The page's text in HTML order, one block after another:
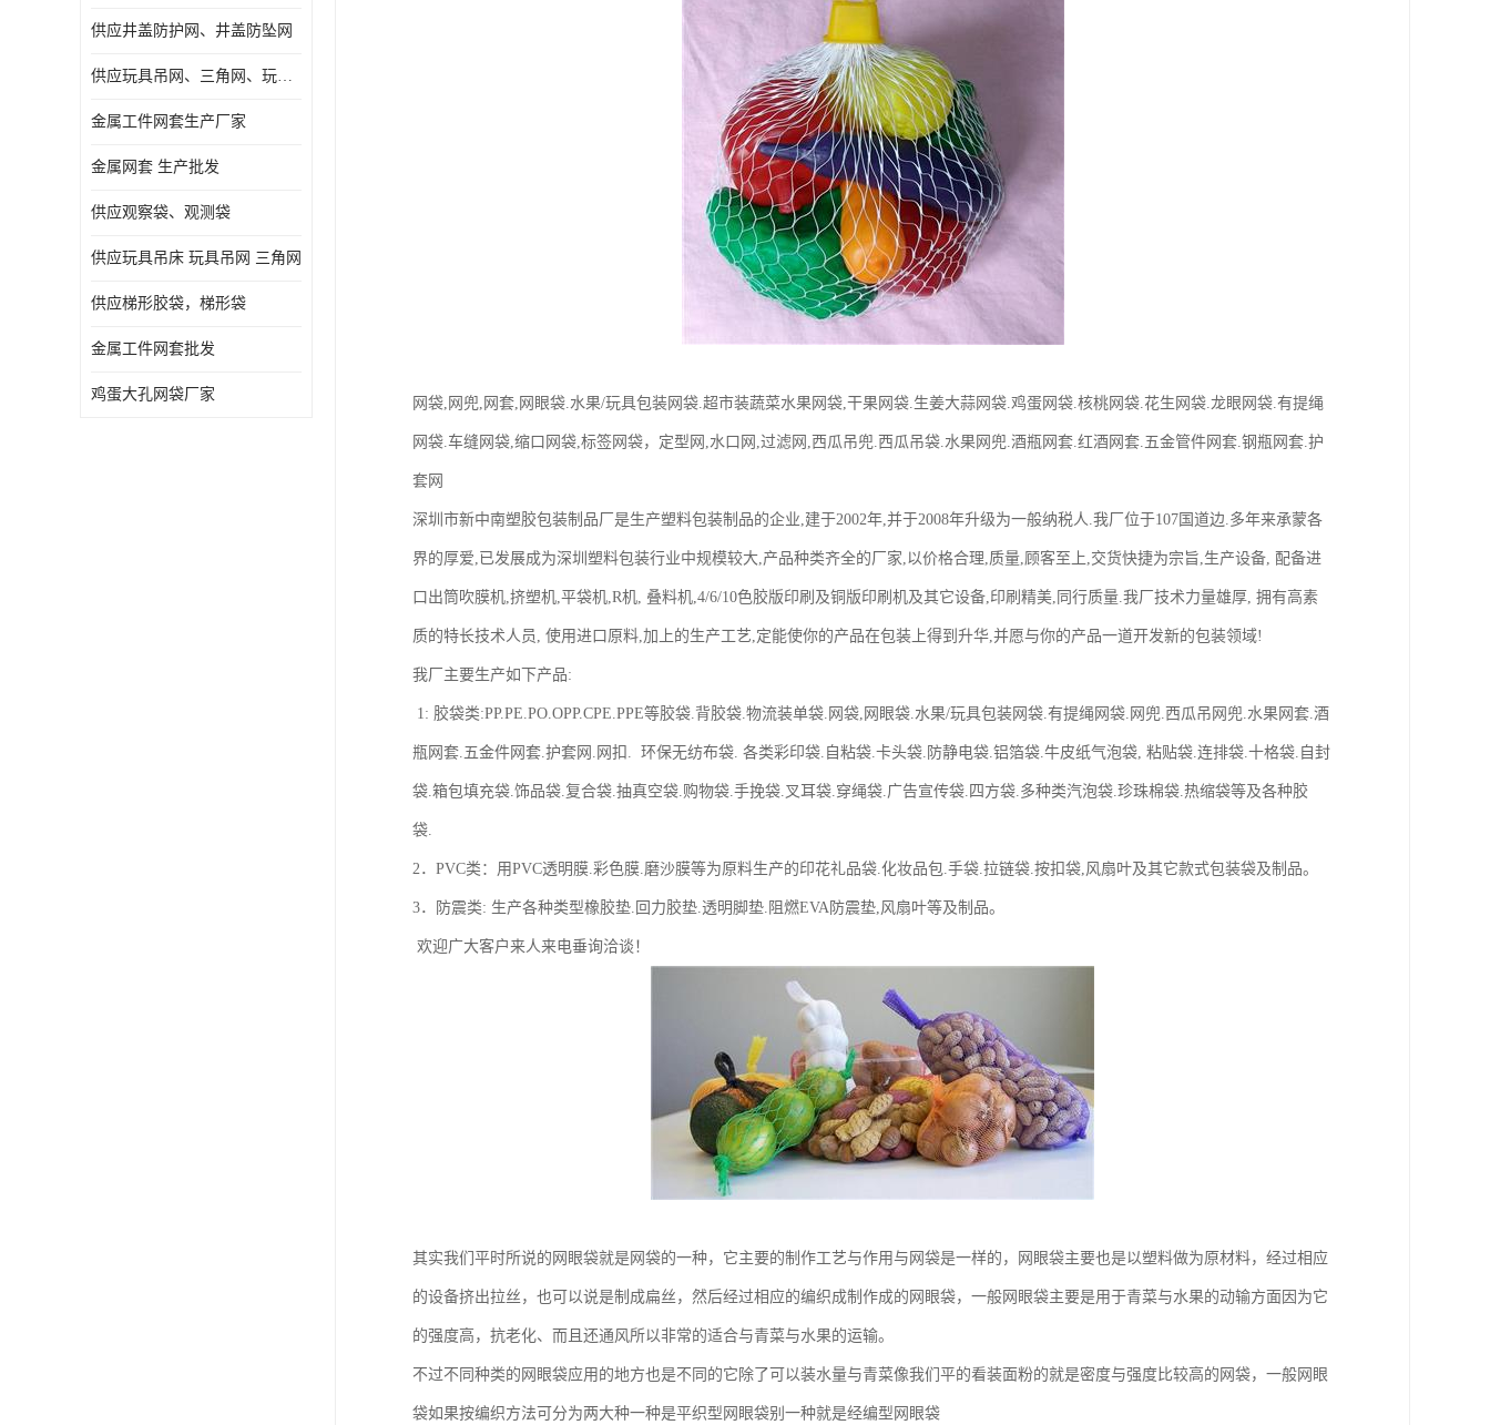
供应井盖防护网、井盖防坠网
供应玩具吊网、三角网、玩具吊床
金属工件网套生产厂家
金属网套 生产批发
供应观察袋、观测袋
供应玩具吊床 玩具吊网 三角网
供应梯形胶袋，梯形袋
金属工件网套批发
鸡蛋大孔网袋厂家
网袋,网兜,网套,网眼袋.水果/玩具包装网袋.超市装蔬菜水果网袋,干果网袋.生姜大蒜网袋.鸡蛋网袋.核桃网袋.花生网袋.龙眼网袋.有提绳
网袋.车缝网袋,缩口网袋,标签网袋，定型网,水口网,过滤网,西瓜吊兜.西瓜吊袋.水果网兜.酒瓶网套.红酒网套.五金管件网套.钢瓶网套.护
套网
深圳市新中南塑胶包装制品厂是生产塑料包装制品的企业,建于2002年,并于2008年升级为一般纳税人.我厂位于107国道边.多年来承蒙各
界的厚爱,已发展成为深圳塑料包装行业中规模较大,产品种类齐全的厂家,以价格合理,质量,顾客至上,交货快捷为宗旨,生产设备, 配备进
口出筒吹膜机,挤塑机,平袋机,R机, 叠料机,4/6/10色胶版印刷及铜版印刷机及其它设备,印刷精美,同行质量.我厂技术力量雄厚, 拥有高素
质的特长技术人员, 使用进口原料,加上的生产工艺,定能使你的产品在包装上得到升华,并愿与你的产品一道开发新的包装领域!
我厂主要生产如下产品:
1: 胶袋类:PP.PE.PO.OPP.CPE.PPE等胶袋.背胶袋.物流装单袋.网袋,网眼袋.水果/玩具包装网袋.有提绳网袋.网兜.西瓜吊网兜.水果网套.酒
瓶网套.五金件网套.护套网.网扣. 环保无纺布袋. 各类彩印袋.自粘袋.卡头袋.防静电袋.铝箔袋.牛皮纸气泡袋, 粘贴袋.连排袋.十格袋.自封
袋.箱包填充袋.饰品袋.复合袋.抽真空袋.购物袋.手挽袋.叉耳袋.穿绳袋.广告宣传袋.四方袋.多种类汽泡袋.珍珠棉袋.热缩袋等及各种胶
袋.
2．PVC类：用PVC透明膜.彩色膜.磨沙膜等为原料生产的印花礼品袋.化妆品包.手袋.拉链袋.按扣袋,风扇叶及其它款式包装袋及制品。
3．防震类: 生产各种类型橡胶垫.回力胶垫.透明脚垫.阻燃EVA防震垫,风扇叶等及制品。
欢迎广大客户来人来电垂询洽谈！
其实我们平时所说的网眼袋就是网袋的一种，它主要的制作工艺与作用与网袋是一样的，网眼袋主要也是以塑料做为原材料，经过相应
的设备挤出拉丝，也可以说是制成扁丝，然后经过相应的编织成制作成的网眼袋，一般网眼袋主要是用于青菜与水果的动输方面因为它
的强度高，抗老化、而且还通风所以非常的适合与青菜与水果的运输。
不过不同种类的网眼袋应用的地方也是不同的它除了可以装水量与青菜像我们平的看装面粉的就是密度与强度比较高的网袋，一般网眼
袋如果按编织方法可分为两大种一种是平织型网眼袋别一种就是经编型网眼袋